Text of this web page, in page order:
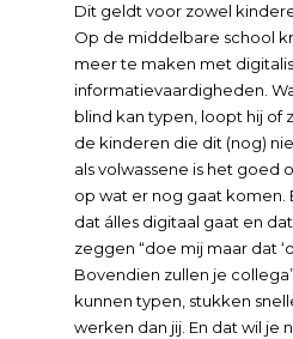
Dit geldt voor zowel
Op de middelbare school
meer te maken met
informatievaardigheden.
blind kan typen, loopt hij of
de kinderen die dit (nog)
als volwassene is het goed
op wat er nog gaat komen.
dat álles digitaal gaat en
zeggen “doe mij maar dat
Bovendien zullen je
kunnen typen, stukken
werken dan jij. En dat wil je